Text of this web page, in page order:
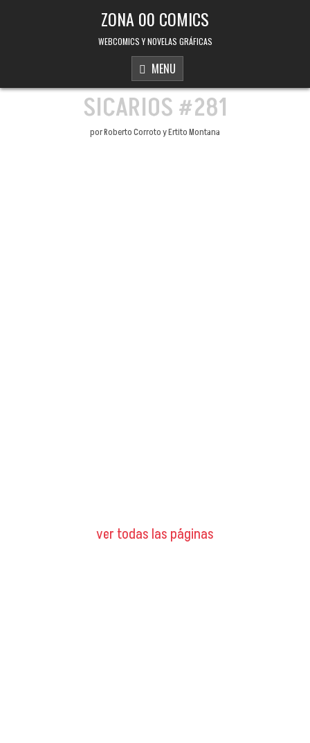
ZONA 00 COMICS
WEBCOMICS Y NOVELAS GRÁFICAS
MENU
SICARIOS #281
por Roberto Corroto y Ertito Montana
ver todas las páginas